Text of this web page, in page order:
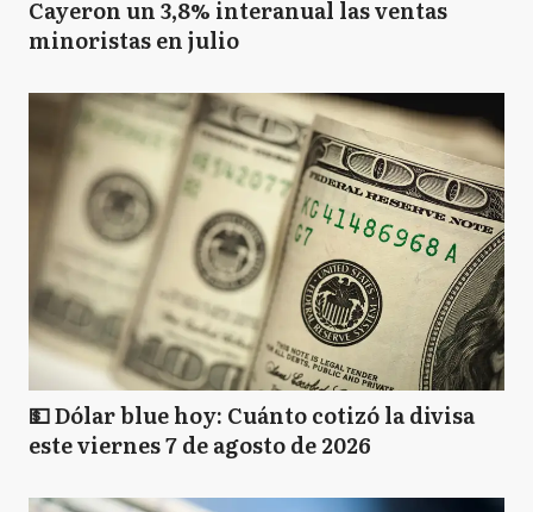
Cayeron un 3,8% interanual las ventas
minoristas en julio
💵 Dólar blue hoy: Cuánto cotizó la divisa
este viernes 7 de agosto de 2026